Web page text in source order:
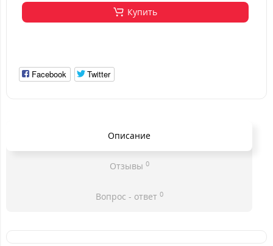
Купить
Facebook Twitter
Описание
Отзывы 0
Вопрос - ответ 0